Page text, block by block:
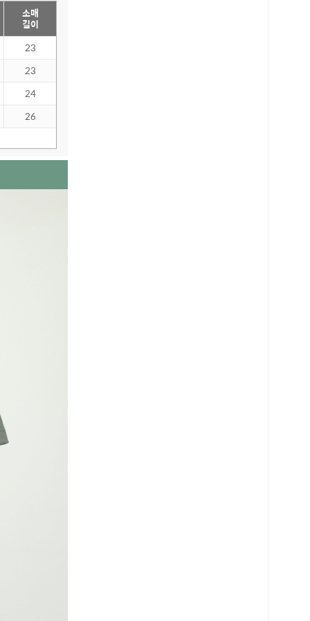
소매
길이
23
23
24
26